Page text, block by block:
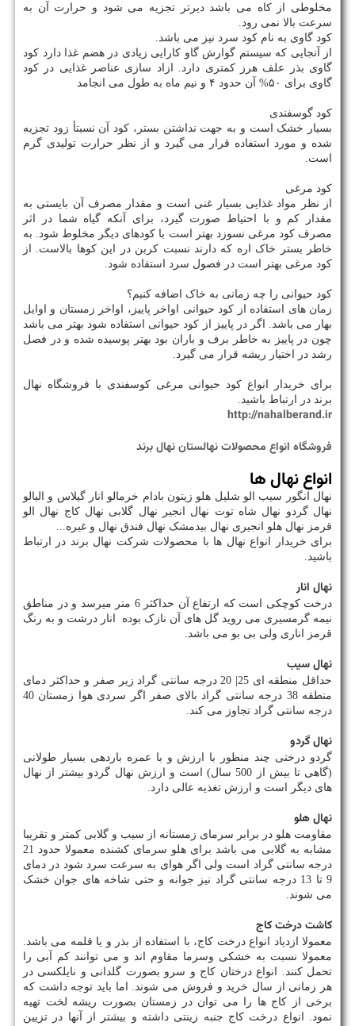
مخلوطی از کاه می باشد دیرتر تجزیه می شود و حرارت آن به
سرعت بالا نمی رود.
کود گاوی به نام کود سرد نیز می باشد.
از آنجایی که سیستم گوارش گاو کارایی زیادی در هضم غذا دارد کود
گاوی بذر علف هرز کمتری دارد. ازاد سازی عناصر غذایی در کود
گاوی برای ۵۰% آن حدود ۴ و نیم ماه به طول می انجامد
کود گوسفندی
بسیار خشک است و به جهت نداشتن بستر، کود آن نسبتأ زود تجزیه
شده و مورد استفاده قرار می گیرد و از نظر حرارت تولیدی گرم
است.
کود مرغی
از نظر مواد غذایی بسیار غنی است و مقدار مصرف آن بایستی به
مقدار کم و با احتیاط صورت گیرد، برای آنکه گیاه شما در اثر
مصرف کود مرغی نسوزد بهتر است با کودهای دیگر مخلوط شود. به
خاطر بستر خاک اره که دارند نسبت کربن در این کوها بالاست. از
کود مرغی بهتر است در فصول سرد استفاده شود.
کود حیوانی را چه زمانی به خاک اضافه کنیم؟
زمان های استفاده از کود حیوانی اواخر پاییز، اواخر زمستان و اوایل
بهار می باشد. اگر در پاییز از کود حیوانی استفاده شود بهتر می باشد
چون در پاییز به خاطر برف و باران بود بهتر پوسیده شده و در فصل
رشد در اختیار ریشه قرار می گیرد.
برای خریدار انواع کود حیوانی مرغی کوسفندی با فروشگاه نهال
برند در ارتباط باشید.
http://nahalberand.ir
فروشگاه انواع محصولات نهالستان نهال برند
انواع نهال ها
نهال انگور سیب الو شلیل هلو زیتون بادام خرمالو انار گیلاس و البالو
نهال گردو نهال شاه توت نهال انجیر نهال گلابی نهال کاج نهال الو
قرمز نهال هلو انجیری نهال بیدمشک نهال فندق نهال و غیره...
برای خریدار انواع نهال ها با محصولات شرکت نهال برند در ارتباط
باشید.
نهال انار
درخت کوچکی است که ارتفاع آن حداکثر 6 متر میرسد و در مناطق
نیمه گرمسیری می روید گل های آن نازک بوده انار درشت و به رنگ
قرمز اناری ولی بی بو می باشد.
نهال سیب
حداقل منطقه ای 25| 20 درجه سانتی گراد زیر صفر و حداکثر دمای
منطقه 38 درجه سانتی گراد بالای صفر اگر سردی هوا زمستان 40
درجه سانتی گراد تجاوز می کند.
نهال گردو
گردو درختی چند منظور با ارزش و با عمره باردهی بسیار طولانی
(گاهی تا بیش از 500 سال) است و ارزش نهال گردو بیشتر از نهال
های دیگر است و ارزش تغذیه عالی دارد.
نهال هلو
مقاومت هلو در برابر سرمای زمستانه از سیب و گلابی کمتر و تقریبا
مشابه به گلابی می باشد برای هلو سرمای کشنده معمولا حدود 21
درجه سانتی گراد است ولی اگر هوای به سرعت سرد شود در دمای
9 تا 13 درجه سانتی گراد نیز جوانه و حتی شاخه های جوان خشک
می شوند.
کاشت درخت کاج
معمولا ازدیاد انواع درخت کاج، با استفاده از بذر و یا قلمه می باشد.
معمولا نسبت به خشکی و‌سرما مقاوم اند و می توانند کم آبی را
تحمل کنند. انواع درختان کاج و سرو بصورت گلدانی و نایلکسی در
هر زمانی از سال خرید و فروش می شوند. اما باید توجه داشت که
برخی از کاج ها را می توان در زمستان بصورت ریشه لخت تهیه
نمود. انواع درخت کاج جنبه زینتی داشته و بیشتر از آنها در تزیین